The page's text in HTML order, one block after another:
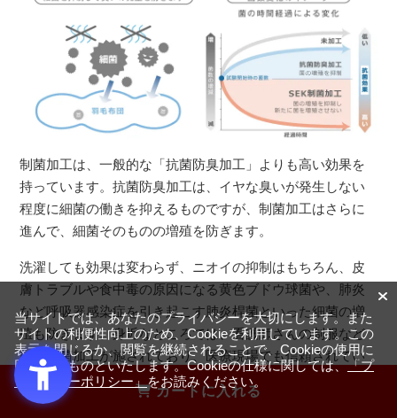
カートに入れる
制菌加工は、一般的な「抗菌防臭加工」よりも高い効果を
持っています。抗菌防臭加工は、イヤな臭いが発生しない
程度に細菌の働きを抑えるものですが、制菌加工はさらに
進んで、細菌そのものの増殖を防ぎます。
洗濯しても効果は変わらず、ニオイの抑制はもちろん、皮
膚トラブルや食中毒の原因になる黄色ブドウ球菌や、肺炎
など呼吸器感染症を引き起こす肺炎桿菌といった細菌の増
殖も防ぎます。身近なところでは、看護師さんの制服など
にも制菌加工が施されており、医療現場でも信頼されてい
る技術です。
羽毛に制菌加工をした羽毛布団を販売しているのはフラン
当サイトでは、あなたのプライバシーを大切にします。また
サイトの利便性向上のため、Cookieを利用しています。この
表示を閉じるか、閲覧を継続されることで、Cookieの使用に
同意するものといたします。Cookieの仕様に関しては、「プ
ライバシーポリシー」をお読みください。